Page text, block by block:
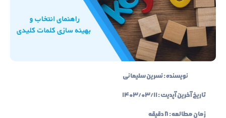
نویسنده :نسرین سلیمانی
تاریخ آخرین آپدیت :۱۴۰۳/۰۳/۱۱
زمان مطالعه : ۸ دقیقه